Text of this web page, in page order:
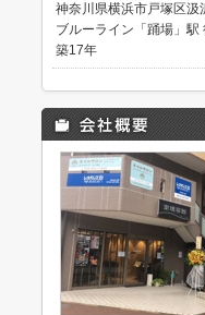
神奈川県横浜市戸塚区汲
ブルーライン「踊場」駅
築17年